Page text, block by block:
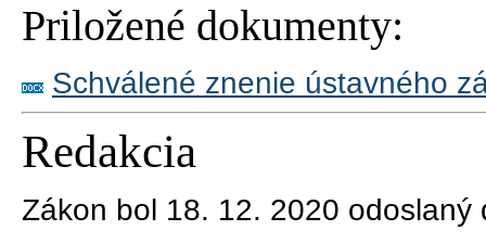
Priložené dokumenty:
Schválené znenie ústavného
Redakcia
Zákon bol 18. 12. 2020 odoslaný